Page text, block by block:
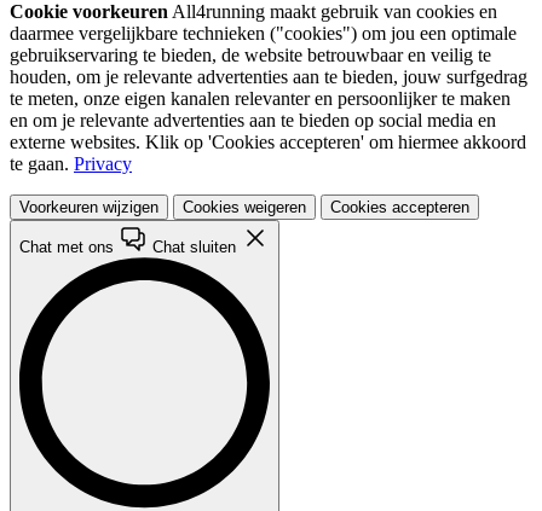
Cookie voorkeuren All4running maakt gebruik van cookies en
daarmee vergelijkbare technieken ("cookies") om jou een optimale
gebruikservaring te bieden, de website betrouwbaar en veilig te
houden, om je relevante advertenties aan te bieden, jouw surfgedrag
te meten, onze eigen kanalen relevanter en persoonlijker te maken
en om je relevante advertenties aan te bieden op social media en
externe websites. Klik op 'Cookies accepteren' om hiermee akkoord
te gaan. Privacy
Voorkeuren wijzigen Cookies weigeren Cookies accepteren
Chat met ons Chat sluiten